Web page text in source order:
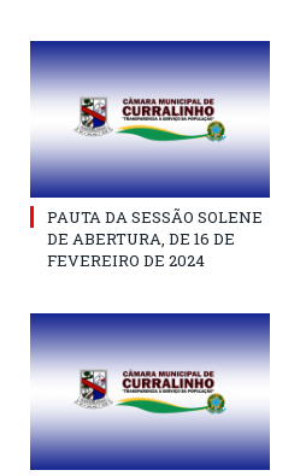
PAUTA DA SESSÃO SOLENE
DE ABERTURA, DE 16 DE
FEVEREIRO DE 2024